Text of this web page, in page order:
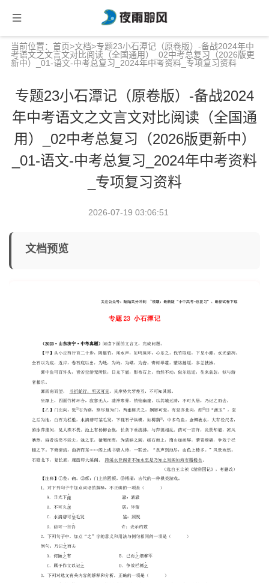
当前位置： 首页>文档>专题23小石潭记（原卷版）-备战2024年中
考语文之文言文对比阅读（全国通用）_02中考总复习（2026版更
新中）_01-语文-中考总复习_2024年中考资料_专项复习资料
专题23小石潭记（原卷版）-备战2024
年中考语文之文言文对比阅读（全国通
用）_02中考总复习（2026版更新中）
_01-语文-中考总复习_2024年中考资料
_专项复习资料
2026-07-19 03:06:51
文档预览